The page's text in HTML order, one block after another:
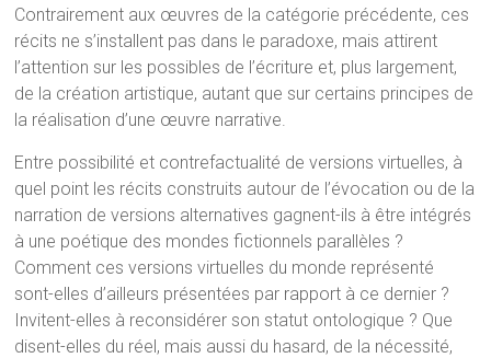
Contrairement aux œuvres de la catégorie précédente, ces
récits ne s’installent pas dans le paradoxe, mais attirent
l’attention sur les possibles de l’écriture et, plus largement,
de la création artistique, autant que sur certains principes de
la réalisation d’une œuvre narrative.
Entre possibilité et contrefactualité de versions virtuelles, à
quel point les récits construits autour de l’évocation ou de la
narration de versions alternatives gagnent-ils à être intégrés
à une poétique des mondes fictionnels parallèles ?
Comment ces versions virtuelles du monde représenté
sont-elles d’ailleurs présentées par rapport à ce dernier ?
Invitent-elles à reconsidérer son statut ontologique ? Que
disent-elles du réel, mais aussi du hasard, de la nécessité,